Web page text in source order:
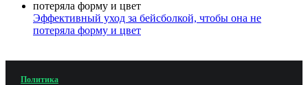
Эффективный уход за бейсболкой, чтобы она не
потеряла форму и цвет
Политика